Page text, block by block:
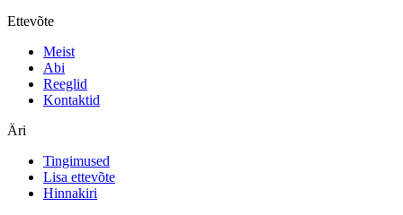
Ettevõte
Meist
Abi
Reeglid
Kontaktid
Äri
Tingimused
Lisa ettevõte
Hinnakiri